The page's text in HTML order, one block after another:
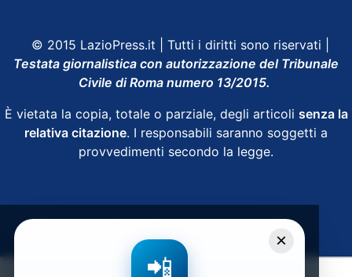
© 2015 LazioPress.it | Tutti i diritti sono riservati |
Testata giornalistica con autorizzazione del Tribunale
Civile di Roma numero 13/2015.
È vietata la copia, totale o parziale, degli articoli senza la
relativa citazione. I responsabili saranno soggetti a
provvedimenti secondo la legge.
×
📲